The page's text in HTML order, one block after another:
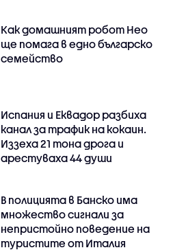
Как домашният робот Нео
ще помага в едно българско
семейство
Испания и Еквадор разбиха
канал за трафик на кокаин.
Иззеха 21 тона дрога и
арестуваха 44 души
В полицията в Банско има
множество сигнали за
непристойно поведение на
туристите от Италия